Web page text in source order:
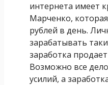
интернета имеет
Марченко,
рублей в день.
зарабатывать
заработка
Возможно все
усилий, а